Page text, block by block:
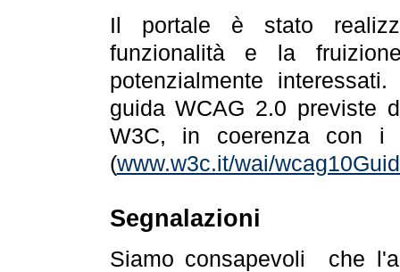
Il portale è stato
funzionalità e la
potenzialmente
guida WCAG 2.0 previste
W3C, in coerenza con i
(www.w3c.it/wai/
Segnalazioni
Siamo consapevoli che